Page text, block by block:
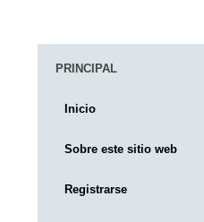
PRINCIPAL
Inicio
Sobre este sitio web
Registrarse